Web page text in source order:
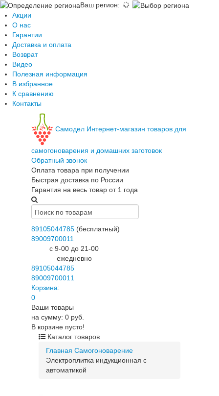
Ваш регион:
Акции
О нас
Гарантии
Доставка и оплата
Возврат
Видео
Полезная информация
В избранное
К сравнению
Контакты
Самодел Интернет-магазин товаров для
самогоноварения и домашних заготовок
Обратный звонок
Оплата товара при получении
Быстрая доставка по России
Гарантия на весь товар от 1 года
89105044785 (бесплатный)
89009700011
c 9-00 до 21-00
ежедневно
89105044785
89009700011
Корзина:
0
Ваши товары
на сумму: 0 руб.
В корзине пусто!
Каталог товаров
Главная Самогоноварение
Электроплитка индукционная с
автоматикой